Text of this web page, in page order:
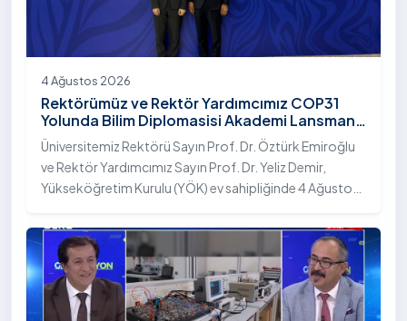
4 Ağustos 2026
Rektörümüz ve Rektör Yardımcımız COP31
Yolunda Bilim Diplomasisi Akademi Lansmanı
Toplantısına Katıldı
Üniversitemiz Rektörü Sayın Prof. Dr. Öztürk Emiroğlu
ve Rektör Yardımcımız Sayın Prof. Dr. Yeliz Demir,
Yükseköğretim Kurulu (YÖK) ev sahipliğinde 4 Ağustos
Bilim Diplomasisi: Akademi Lansmanı” programına
katıldı.